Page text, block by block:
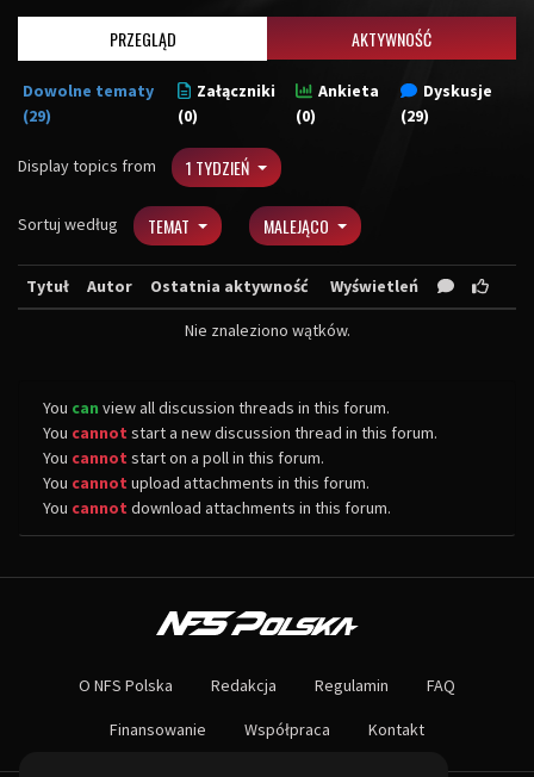
PRZEGLĄD AKTYWNOŚĆ
Dowolne tematy
(29)
Załączniki
(0)
Ankieta
(0)
Dyskusje
(29)
Display topics from 1 TYDZIEŃ
Sortuj według TEMAT MALEJĄCO
Tytuł Autor Ostatnia aktywność Wyświetleń
Nie znaleziono wątków.
You can view all discussion threads in this forum.
You cannot start a new discussion thread in this forum.
You cannot start on a poll in this forum.
You cannot upload attachments in this forum.
You cannot download attachments in this forum.
Największa społeczność Need for Speed w Polsce! Znajdziesz u nas
Nie czekaj dłużej - wstąp do naszej społeczności! Czekamy na ciebie!
O NFS Polska Redakcja Regulamin FAQ
Finansowanie Współpraca Kontakt